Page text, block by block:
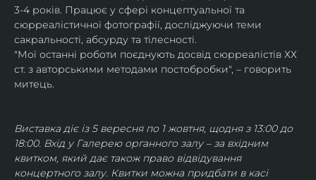
3-4 років. Працює у сфері концептуальної та
сюрреалістичної фотографії, досліджуючи теми
сакральності, абсурду та тілесності.
"Мої останні роботи поєднують досвід сюрреалістів ХХ
ст. з авторськими методами постобробки", – говорить
митець.
Виставка діє із 5 вересня по 1 жовтня, щодня з 13:00 до
18:00. Вхід у Галерею органного залу – за вхідним
квитком, який дає також право відвідування
концертного залу. Квитки можна придбати в касі